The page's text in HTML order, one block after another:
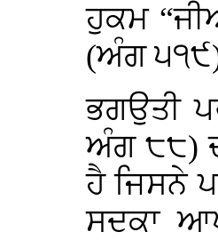
ਹੁਕਮ
(ਅੰਗ
ਭਗਉਤੀ
ਅੰਗ ੮੮)
ਹੈ ਜਿਸਨੇ
ਸਦਕਾ